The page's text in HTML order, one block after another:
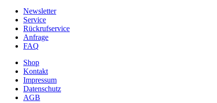
Newsletter
Service
Rückrufservice
Anfrage
FAQ
Shop
Kontakt
Impressum
Datenschutz
AGB